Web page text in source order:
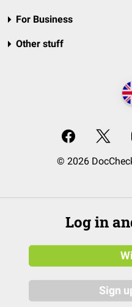
For Business
Other stuff
© 2026
Log in
Sign